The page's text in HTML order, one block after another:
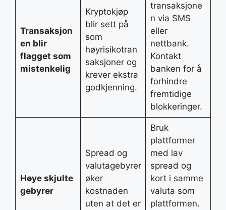
Transaksjon
en blir
flagget som
mistenkelig
Kryptokjøp
blir sett på
som
høyrisikotran
saksjoner og
krever ekstra
godkjenning.
transaksjone
n via SMS
eller
nettbank.
Kontakt
banken for å
forhindre
fremtidige
blokkeringer.
Høye skjulte
gebyrer
Spread og
valutagebyrer
øker
kostnaden
uten at det er
Bruk
plattformer
med lav
spread og
kort i samme
valuta som
plattformen.